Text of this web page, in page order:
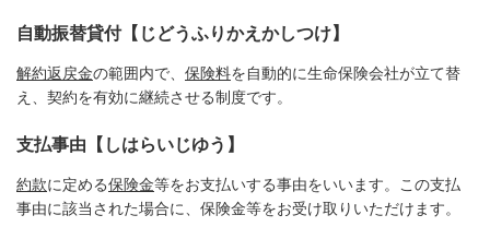
自動振替貸付【じどうふりかえかしつけ】
解約返戻金の範囲内で、 保険料を自動的に生命保険会社が立て替
え、契約を有効に継続させる制度です。
支払事由【しはらいじゆう】
約款に定める保険金等をお支払いする事由をいいます。この支払
事由に該当された場合に、保険金等をお受け取りいただけます。